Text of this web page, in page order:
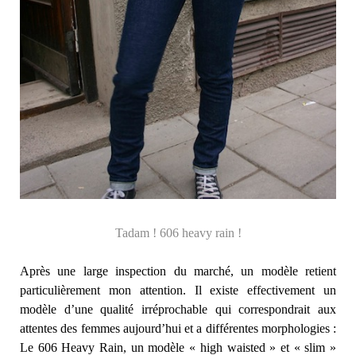
Tadam ! 606 heavy rain !
Après une large inspection du marché, un modèle retient
particulièrement mon attention. Il existe effectivement un
modèle d’une qualité irréprochable qui correspondrait aux
attentes des femmes aujourd’hui et a différentes morphologies :
Le 606 Heavy Rain, un modèle « high waisted » et « slim »